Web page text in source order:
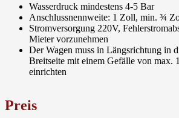
Wasserdruck mindestens 4-5 Bar
Anschlussnennweite: 1 Zoll, min. ¾
Stromversorgung 220V,
Mieter vorzunehmen
Der Wagen muss in Längsrichtung in
Breitseite mit einem Gefälle von max.
einrichten
Preis